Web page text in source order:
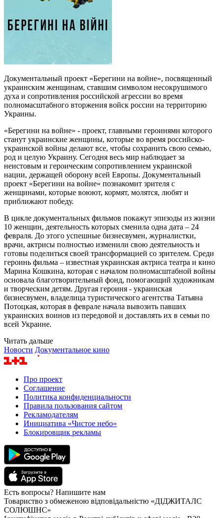
Документальный проект «Берегини на войне», посвященный
украинским женщинам, ставшим символом несокрушимого
духа и сопротивления российской агрессии во время
полномасштабного вторжения войск россии на территорию
Украины.
«Берегини на войне» - проект, главными героинями которого
станут украинские женщины, которые во время российско-
украинской войны делают все, чтобы сохранить свою семью,
род и целую Украину. Сегодня весь мир наблюдает за
неистовым и героическим сопротивлением украинской
нации, держащей оборону всей Европы. Документальный
проект «Берегини на войне» познакомит зрителя с
женщинами, которые воюют, кормят, молятся, любят и
приближают победу.
В цикле документальных фильмов покажут эпизоды из жизни
10 женщин, деятельность которых сменила одна дата – 24
февраля. До этого успешные бизнесвумен, журналистки,
врачи, актрисы полностью изменили свою деятельность и
готовы поделиться своей трансформацией со зрителем. Среди
героинь фильма – известная украинская актриса театра и кино
Марина Кошкина, которая с началом полномасштабной войны
основала благотворительный фонд, помогающий художникам
и творческим детям. Другая героиня - украинская
бизнесвумен, владелица туристического агентства Татьяна
Потоцкая, которая в феврале начала вывозить павших
украинских воинов из передовой и доставлять их в семьи по
всей Украине.
Читать дальше
Новости Документальное кино
Про проект
Соглашение
Политика конфиденциальности
Правила пользования сайтом
Рекламодателям
Инициатива «Чистое небо»
Блокировщик рекламы
Есть вопросы? Напишите нам
Товариство з обмеженою відповідальністю «ДІДЖИТАЛС
СОЛЮШНС»